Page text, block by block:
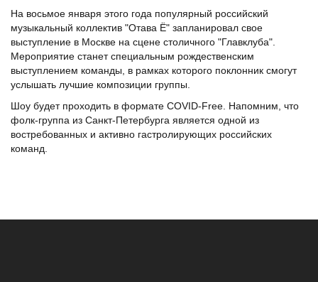
На восьмое января этого года популярный российский
музыкальный коллектив "Отава Ё" запланировал свое
выступление в Москве на сцене столичного "Главклуба".
Мероприятие станет специальным рождественским
выступлением команды, в рамках которого поклонник смогут
услышать лучшие композиции группы.
Шоу будет проходить в формате COVID-Free. Напомним, что
фолк-группа из Санкт-Петербурга является одной из
востребованных и активно гастролирующих российских
команд.